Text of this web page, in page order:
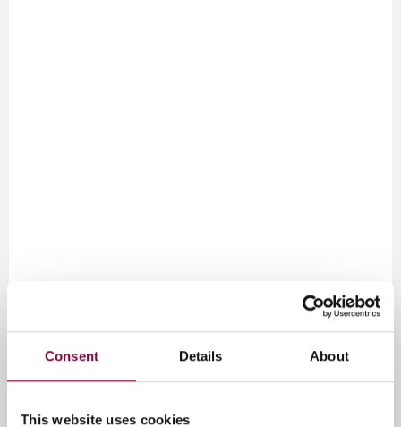
Consent Details About
This website uses cookies
volgen